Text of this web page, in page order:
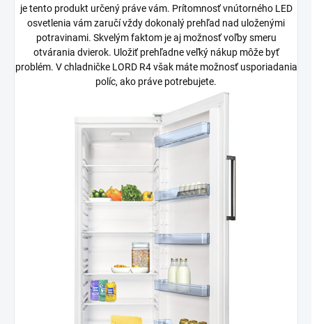
je tento produkt určený práve vám. Prítomnosť vnútorného LED
osvetlenia vám zaručí vždy dokonalý prehľad nad uloženými
potravinami. Skvelým faktom je aj možnosť voľby smeru
otvárania dvierok. Uložiť prehľadne veľký nákup môže byť
problém. V chladničke LORD R4 však máte možnosť usporiadania
políc, ako práve potrebujete.